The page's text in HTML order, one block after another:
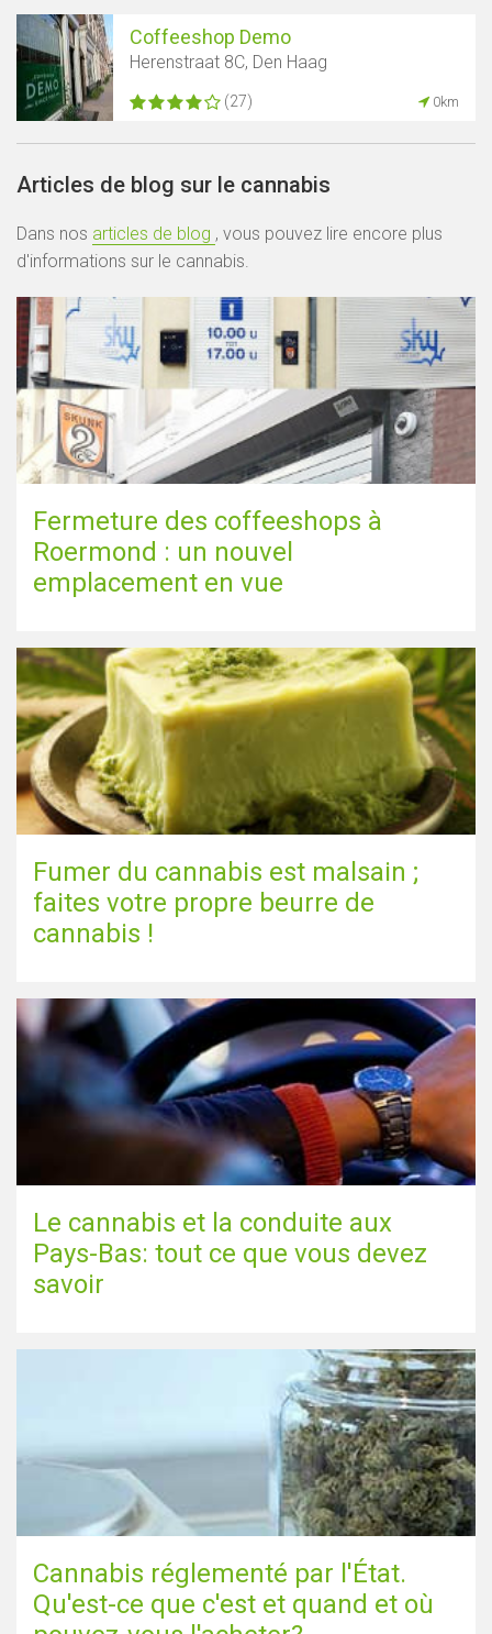
Coffeeshop Demo
Herenstraat 8C, Den Haag
(27) 0km
Articles de blog sur le cannabis
Dans nos articles de blog , vous pouvez lire encore plus
d'informations sur le cannabis.
Fermeture des coffeeshops à
Roermond : un nouvel
emplacement en vue
Fumer du cannabis est malsain ;
faites votre propre beurre de
cannabis !
Le cannabis et la conduite aux
Pays-Bas: tout ce que vous devez
savoir
Cannabis réglementé par l'État.
Qu'est-ce que c'est et quand et où